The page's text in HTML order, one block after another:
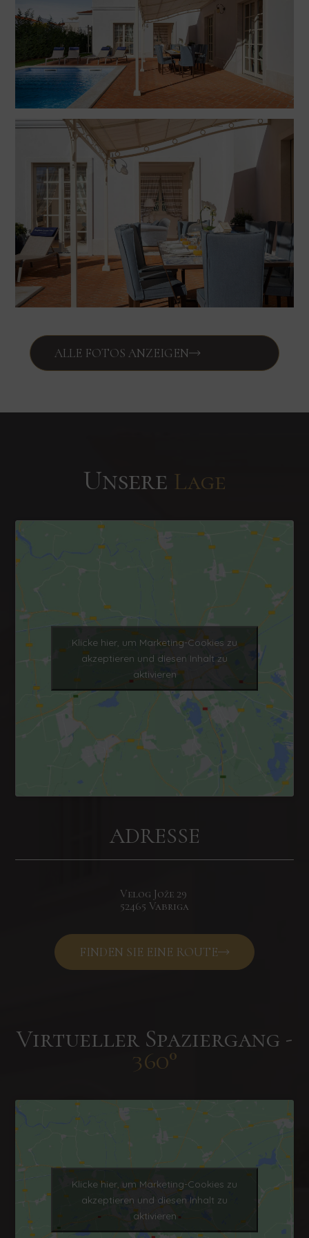
ALLE FOTOS ANZEIGEN
Unsere Lage
Klicke hier, um Marketing-Cookies zu
akzeptieren und diesen Inhalt zu
aktivieren
ADRESSE
Velog Jože 29
52465 Vabriga
FINDEN SIE EINE ROUTE
Virtueller Spaziergang -
360°
Klicke hier, um Marketing-Cookies zu
akzeptieren und diesen Inhalt zu
aktivieren